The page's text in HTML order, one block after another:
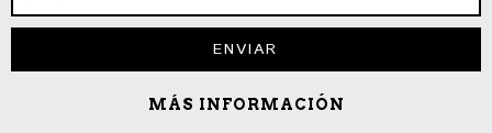
MÁS INFORMACIÓN